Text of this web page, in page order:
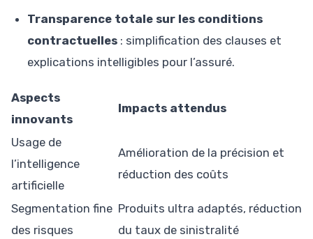
Transparence totale sur les conditions
contractuelles : simplification des clauses et
explications intelligibles pour l’assuré.
Aspects
innovants
Impacts attendus
Usage de
l’intelligence
artificielle
Amélioration de la précision et
réduction des coûts
Segmentation fine
des risques
Produits ultra adaptés, réduction
du taux de sinistralité